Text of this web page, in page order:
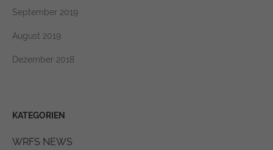
September 2019
August 2019
Dezember 2018
KATEGORIEN
WRFS NEWS